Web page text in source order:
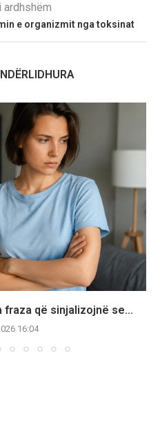
ardhshëm
e organizmit nga toksinat
fraza që sinjalizojnë se...
16:04